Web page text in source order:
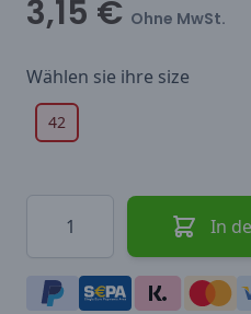
3,15 € Ohne MwSt.
Wählen sie ihre size
42
In